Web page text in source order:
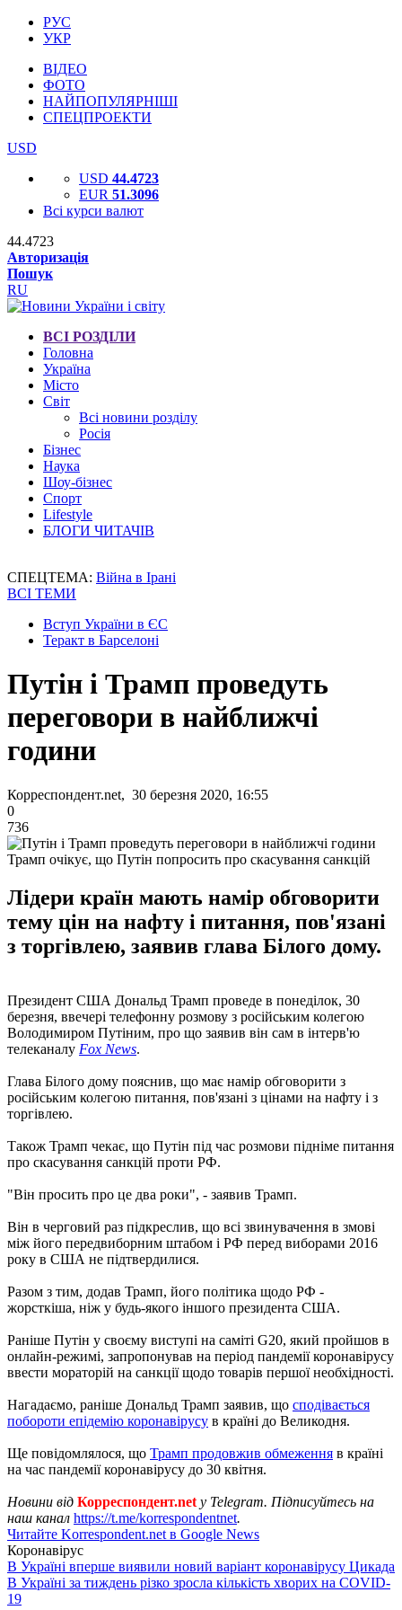
РУС
УКР
ВІДЕО
ФОТО
НАЙПОПУЛЯРНІШІ
СПЕЦПРОЕКТИ
USD
USD 44.4723
EUR 51.3096
Всі курси валют
44.4723
Авторизація
Пошук
RU
ВСІ РОЗДІЛИ
Головна
Україна
Місто
Світ
Всі новини розділу
Росія
Бізнес
Наука
Шоу-бізнес
Спорт
Lifestyle
БЛОГИ ЧИТАЧІВ
СПЕЦТЕМА: Війна в Ірані
ВСІ ТЕМИ
Вступ України в ЄС
Теракт в Барселоні
Путін і Трамп проведуть
переговори в найближчі
години
Корреспондент.net, 30 березня 2020, 16:55
0
736
Трамп очікує, що Путін попросить про скасування санкцій
Лідери країн мають намір обговорити
тему цін на нафту і питання, пов'язані
з торгівлею, заявив глава Білого дому.
Президент США Дональд Трамп проведе в понеділок, 30
березня, ввечері телефонну розмову з російським колегою
Володимиром Путіним, про що заявив він сам в інтерв'ю
телеканалу Fox News.
Глава Білого дому пояснив, що має намір обговорити з
російським колегою питання, пов'язані з цінами на нафту і з
торгівлею.
Також Трамп чекає, що Путін під час розмови підніме питання
про скасування санкцій проти РФ.
"Він просить про це два роки", - заявив Трамп.
Він в черговий раз підкреслив, що всі звинувачення в змові
між його передвиборним штабом і РФ перед виборами 2016
року в США не підтвердилися.
Разом з тим, додав Трамп, його політика щодо РФ -
жорсткіша, ніж у будь-якого іншого президента США.
Раніше Путін у своєму виступі на саміті G20, який пройшов в
онлайн-режимі, запропонував на період пандемії коронавірусу
ввести мораторій на санкції щодо товарів першої необхідності.
Нагадаємо, раніше Дональд Трамп заявив, що сподівається
побороти епідемію коронавірусу в країні до Великодня.
Ще повідомлялося, що Трамп продовжив обмеження в країні
на час пандемії коронавірусу до 30 квітня.
Новини від Корреспондент.net у Telegram. Підписуйтесь на
наш канал https://t.me/korrespondentnet.
Читайте Korrespondent.net в Google News
Коронавірус
В Україні вперше виявили новий варіант коронавірусу Цикада
В Україні за тиждень різко зросла кількість хворих на COVID-
19